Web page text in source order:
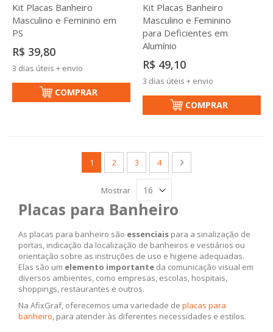
Kit Placas Banheiro
Masculino e Feminino em
PS
R$ 39,80
3 dias úteis + envio
COMPRAR
Kit Placas Banheiro
Masculino e Feminino
para Deficientes em
Alumínio
R$ 49,10
3 dias úteis + envio
COMPRAR
Você esta lendo a pagina
1 Página
2 Página
3 Página
4 Página
Próximo
Mostrar
Placas para Banheiro
As placas para banheiro são essenciais para a sinalização de
portas, indicação da localização de banheiros e vestiários ou
orientação sobre as instruções de uso e higiene adequadas.
Elas são um elemento importante da comunicação visual em
diversos ambientes, como empresas, escolas, hospitais,
shoppings, restaurantes e outros.
Na AfixGraf, oferecemos uma variedade de placas para
banheiro, para atender às diferentes necessidades e estilos.